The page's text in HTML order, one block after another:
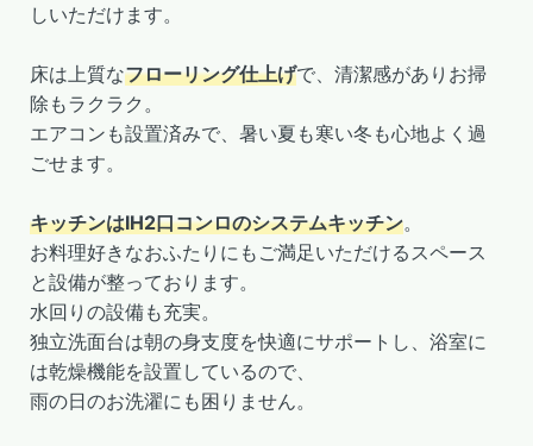
しいただけます。
床は上質なフローリング仕上げで、清潔感がありお掃
除もラクラク。
エアコンも設置済みで、暑い夏も寒い冬も心地よく過
ごせます。
キッチンはIH2口コンロのシステムキッチン。
お料理好きなおふたりにもご満足いただけるスペース
と設備が整っております。
水回りの設備も充実。
独立洗面台は朝の身支度を快適にサポートし、浴室に
は乾燥機能を設置しているので、
雨の日のお洗濯にも困りません。